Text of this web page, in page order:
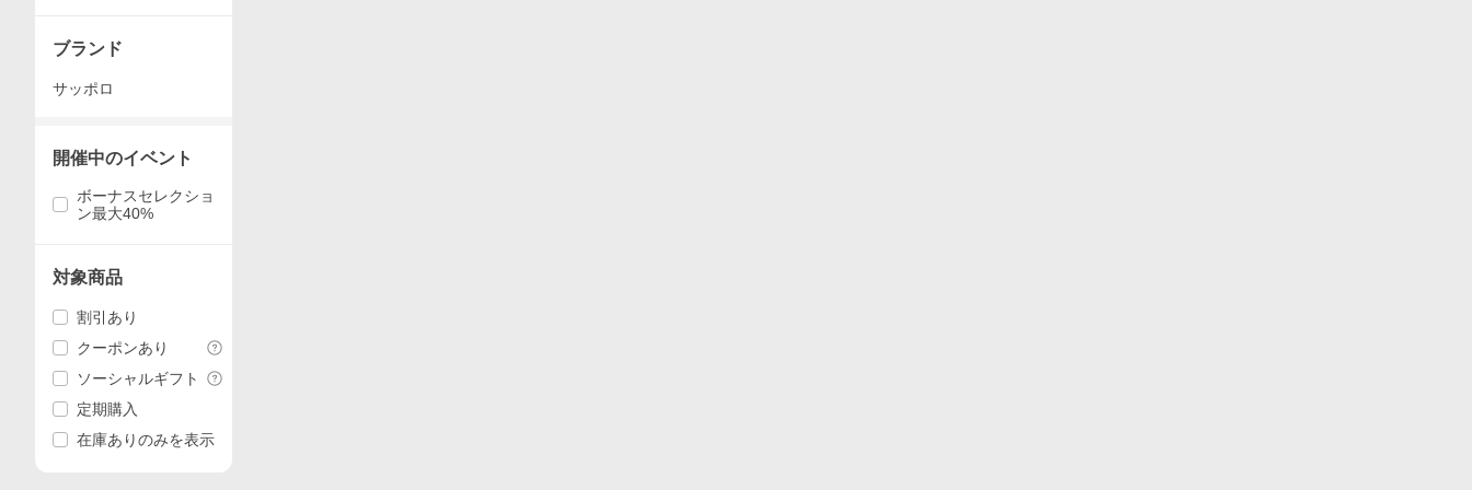
ブランド
サッポロ
開催中のイベント
ボーナスセレクショ
ン最大40%
対象商品
割引あり
クーポンあり
ソーシャルギフト
定期購入
在庫ありのみを表示